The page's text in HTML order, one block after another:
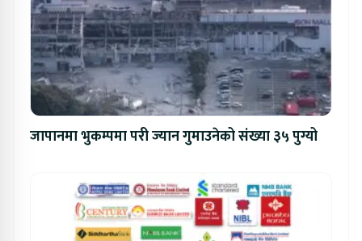
जापानमा भुकम्पमा परी ज्यान गुमाउनेको संख्या ३५ पुग्यो